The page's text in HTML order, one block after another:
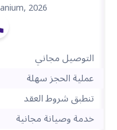
,2026
التوصيل مجاني
عملية الحجز سهلة
تنطبق شروط العقد
خدمة وصيانة مجانية